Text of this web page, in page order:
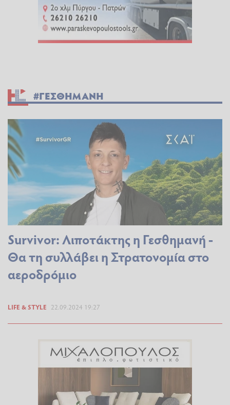
#ΓΕΣΘΗΜΑΝΗ
Survivor: Λιποτάκτης η Γεσθημανή -
Θα τη συλλάβει η Στρατονομία στο
αεροδρόμιο
LIFE & STYLE 22.09.2024 19:27